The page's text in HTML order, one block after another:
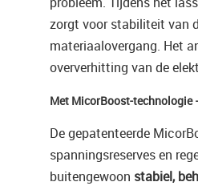
zorgt voor stabiliteit van
materiaalovergang. Het
oververhitting van de
Met MicorBoost-
De gepatenteerde
spanningsreserves en
buitengewoon stabiel,